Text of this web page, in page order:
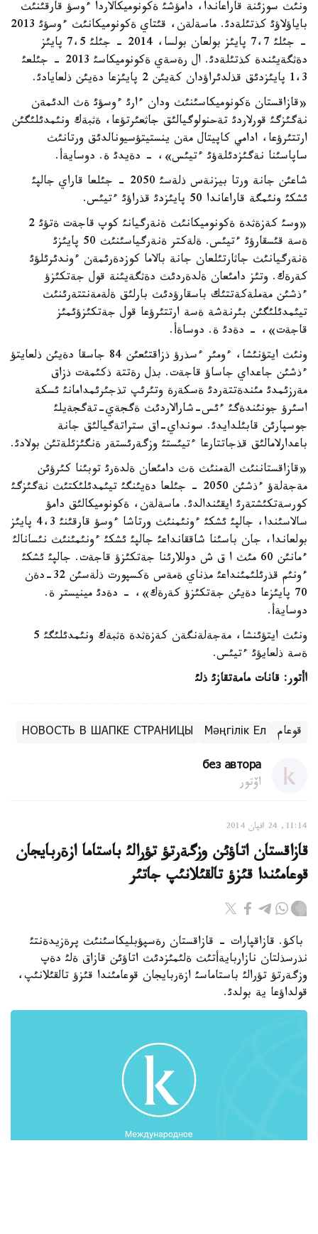
ونئث سوزئنة قاراعاندا، دامؤشئ ةكونوميكالاردا ءوسؤ قارقئنئث
باياؤلاؤئ كذتئلةدئ. ماسةلةن، قئتاي ةكونوميكانئث ءوسؤئ 2013
- جئلئ 7،7 پايئز بولعان بولسا، 2014 - جئلئ 7،5 پايئز
دةثگةيئندة كذتئلةدئ. ال رةسةي ةكونوميكاسئ 2013 - جئلعئ
1،3 پايئزدئق قذلدئراؤدان كةيئن 2 پايئزعا دةيئن ذلعايادئ.
«قازاقستان ةكونوميكاسئنئث ودان ءارئ ءوسؤئ ةث الدئمةن
نةگئزگئ قورلاردئ تةحنولوگيالئق جاثعئرتؤعا، ةثبةك ونئمدئلئگئن
ارتتئرؤعا، ادامي كاپيتال مةن ينستيتؤسيونالدئق ورتانئث
ساپاسئنا نةگئزدئلةؤئ ءتيئس»، - دةيدئ ة. دوسايةأ.
شاعئن جانة ورتا بيزنةس ذلةسئ 2050 - جئلعا قاراي جالپئ
ئشكئ ونئمگة قاراعاندا 50 پايئزدئ قذراؤئ ءتيئس.
«وسئ كةزةثدة ةكونوميكانئث ةنةرگيانئ كوپ قاجةت ةتؤئ 2
ةسة قئسقارؤئ ءتيئس. ةلةكتر ةنةرگياسئنئث 50 پايئزئ
ةنةرگيانئث جاثارتئلعان جانة بالاما كوزدةرئمةن ءوندئرئلؤئ
كةرةك. وتئز دامئعان ةلدةردئث دةثگةيئنة قول جةتكئزؤ
ءذشئن مةملةكةتتئك باسقارؤدئث بارلئق ةلةمةنتتةرئنئث
تيئمدئلئگئن بئرنةشة ةسة ارتتئرؤعا قول جةتكئزؤئمئز
قاجةت»، - دةدئ ة. دوساةأ.
ونئث ايتؤنئشا، ءومئر ءسذرؤ ذزاقتئعئن 84 جاسقا دةيئن ذلعايتؤ
ءذشئن جاعداي جاساؤ قاجةت. بذل رةتتة ذكئمةت ذزاق
مةرزئمدئ مئندةتتةردئ ةسكةرة وتئرئپ تذجئرئمدامانئ ئسكة
اسئرؤ جونئندةگئ ءئس-شارالاردئث ةگجةي-تةگجةيلئ
جوسپارئن قابئلدايدئ. سونداي-اق ستراتةگيالئق جانة
باعدارلامالئق قذجاتتارعا ءتيئستئ وزگةرئستةر ةنگئزئلةتئن بولادئ.
«قازاقستاننئث الةمنئث ةث دامئعان ةلدةرئ توبئنا كئرؤئن
مةجةلةؤ ءذشئن 2050 - جئلعا دةيئنگئ تيئمدئلئكتئث نةگئزگئ
كورسةتكئشتةرئ ايقئندالدئ. ماسةلةن، ةكونوميكالئق دامؤ
سالاسئندا، جالپئ ئشكئ ءونئمنئث ورتاشا ءوسؤ قارقئنئ 4،3 پايئز
بولعاندا، جان باسئنا شاققانداعئ جالپئ ئشكئ ءونئمئنئث نئسانالئ
ءمانئن 60 مئث ا ق ش دوللارئنا جةتكئزؤ قاجةت. جالپئ ئشكئ
ءونئم قذرئلئمئنداعئ مذناي ةمةس ةكسپورت ذلةسئن 32-دةن
70 پايئزعا دةيئن جةتكئزؤ كةرةك»، - دةدئ مينيستر ة.
دوسايةأ.
ونئث ايتؤئنشا، مةجةلةنگةن كةزةثدة ةثبةك ونئمدئلئگئ 5
ةسة ذلعايؤئ ءتيئس.
اأتور: قانات مامةتقازئ ذلئ
قوعام Мәңгілік Ел
НОВОСТЬ В ШАПКЕ СТРАНИЦЫ
без автора
اۆتور
11:14, 24 اقپان 2014
قازاقستان اتاؤئن وزگةرتؤ تؤرالئ باستاما ازةربايجان
قوعامئندا قئزؤ تالقئلانئپ جاتئر
باكؤ. قازاقپارات - قازاقستان رةسپؤبليكاسئنئث پرةزيدةنتئ
نذرسذلتان نازاربايةأتئث ةلئمئزدئث اتاؤئن قازاق ةلئ دةپ
وزگةرتؤ تؤرالئ باستاماسئ ازةربايجان قوعامئندا قئزؤ تالقئلانئپ،
قولداؤعا ية بولدئ.